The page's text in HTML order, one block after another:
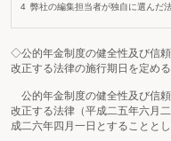
弊社の編集担当者が独自に選んだ
◇公的年金制度の健全性及び信
改正する法律の施行期日を定め
公的年金制度の健全性及び信
改正する法律（平成二五年六月
成二六年四月一日とすることとし